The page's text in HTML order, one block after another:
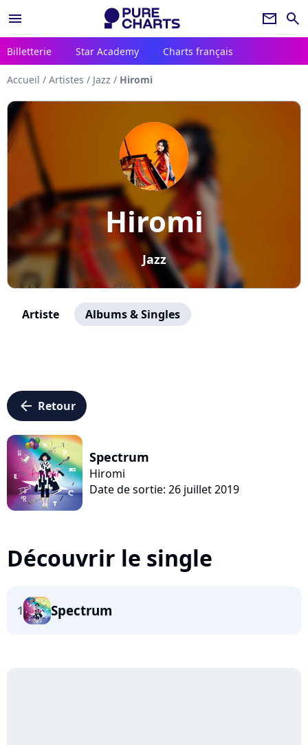
menu newsletter search
Billetterie Star Academy Charts français
Accueil / Artistes / Jazz / Hiromi
Hiromi
Jazz
Artiste Albums & Singles
arrow_left Retour
Spectrum
Hiromi
Date de sortie: 26 juillet 2019
Découvrir le single
1 Spectrum